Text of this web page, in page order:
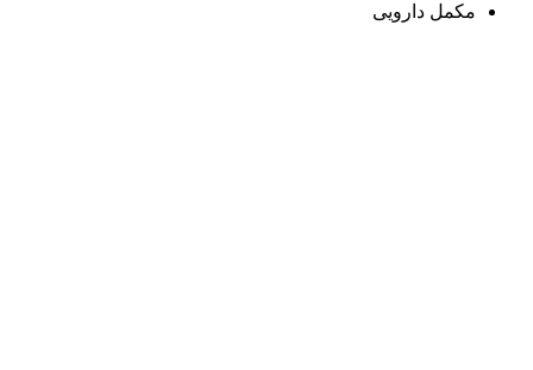
مکمل دارویی